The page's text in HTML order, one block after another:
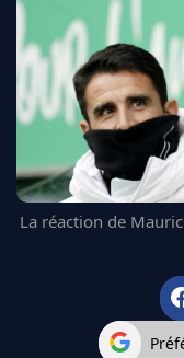
LIGUE 1
REAL MADRID
FC BARCELONE
MANCHESTER UNITED
CHELSEA
ARSENAL
BAYERN
L'AVIS DE LA RÉDAC'
La réaction de